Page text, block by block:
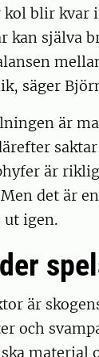
blir kvar
kan själva
säger
är
är
det är
ut igen.
är
och
material